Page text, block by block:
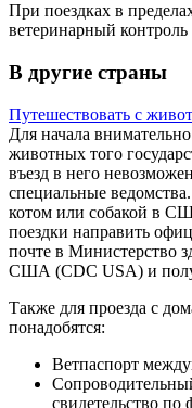
При поездках в
ветеринарный
В другие страны
Путешествовать с
Для начала
животных того
въезд в него
специальные
котом или собакой в
поездки направить
почте в Министерство
США (CDC USA) и
Также для проезда с
понадобятся:
Ветпаспорт
свидетельство